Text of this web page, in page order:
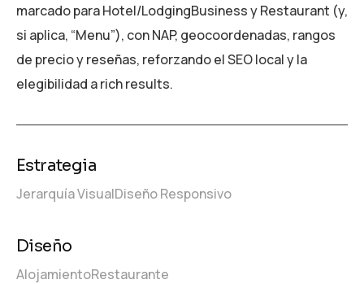
marcado para Hotel/LodgingBusiness y Restaurant (y,
si aplica, “Menu”), con NAP, geocoordenadas, rangos
de precio y reseñas, reforzando el SEO local y la
elegibilidad a rich results.
Estrategia
Jerarquía VisualDiseño Responsivo
Diseño
AlojamientoRestaurante